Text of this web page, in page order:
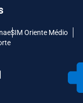
eSIM Oriente Médio